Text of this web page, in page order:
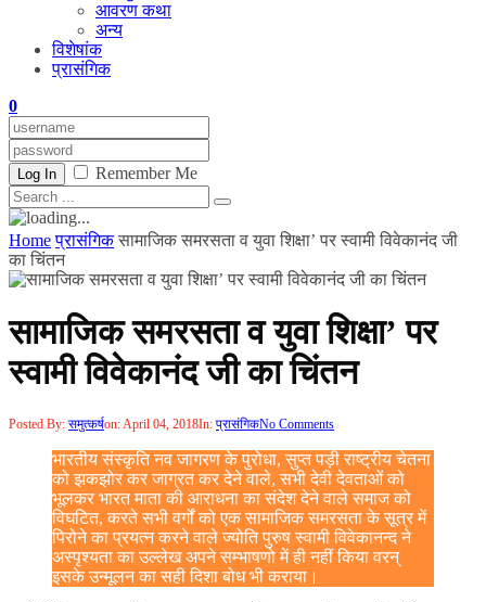
आवरण कथा
अन्य
विशेषांक
प्रासंगिक
0
Log In Remember Me
Home प्रासंगिक सामाजिक समरसता व युवा शिक्षा’ पर स्वामी विवेकानंद जी
का चिंतन
सामाजिक समरसता व युवा शिक्षा’ पर
स्वामी विवेकानंद जी का चिंतन
Posted By: समुत्कर्षon:April 04, 2018In: प्रासंगिकNo Comments
भारतीय संस्कृति नव जागरण के पुरोधा, सुप्त पड़ी राष्ट्रीय चेतना
को झकझोर कर जाग्रत कर देने वाले, सभी देवी देवताओं को
भूलकर भारत माता की आराधना का संदेश देने वाले समाज को
विघटित, करते सभी वर्गों को एक सामाजिक समरसता के सूत्र में
पिरोने का प्रयत्न करने वाले ज्योति पुरुष स्वामी विवेकानन्द ने
अस्पृश्यता का उल्लेख अपने सम्भाषणो में ही नहीं किया वरन्
इसके उन्मूलन का सही दिशा बोध भी कराया।